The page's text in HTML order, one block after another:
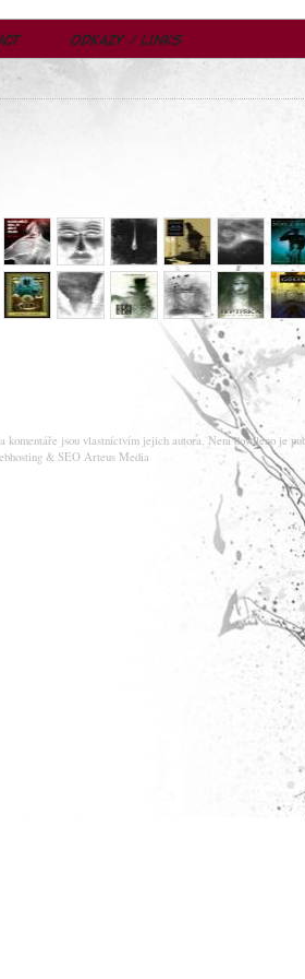
komentáře jsou vlastníctvím jejich autora. Není dovoleno je
& SEO Arteus Media